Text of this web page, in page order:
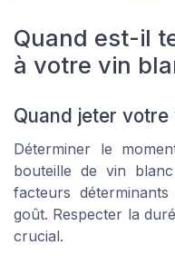
Quand est-il
à votre vin
Quand jeter votre
Déterminer le
bouteille de vin
facteurs
goût. Respecter la
crucial.